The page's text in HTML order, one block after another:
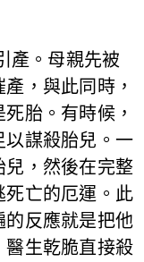
產。母親先被
，與此同時，
胎。有時候，
謀殺胎兒。一
，然後在完整
亡的厄運。此
反應就是把他
生乾脆直接殺